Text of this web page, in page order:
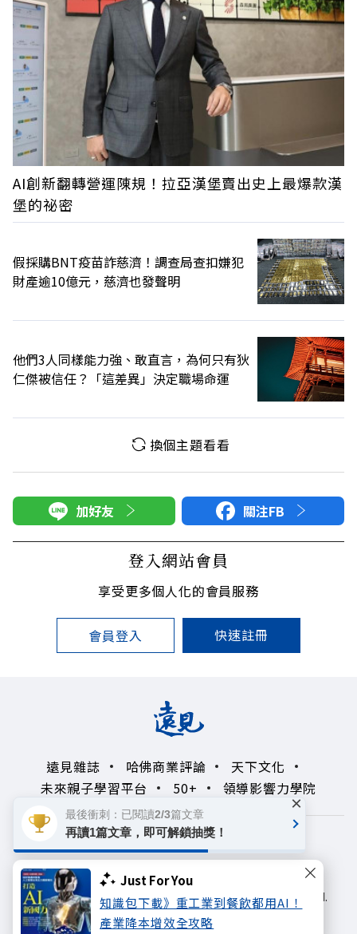
Just For You
知識包下載》重工業到餐飲都用AI！
產業降本增效全攻略
AI創新翻轉營運陳規！拉亞漢堡賣出史上最爆款漢
堡的祕密
假採購BNT疫苗詐慈濟！調查局查扣嫌犯
財產逾10億元，慈濟也發聲明
他們3人同樣能力強、敢直言，為何只有狄
仁傑被信任？「這差異」決定職場命運
換個主題看看
加好友 關注FB
登入網站會員
享受更多個人化的會員服務
會員登入 快速註冊
遠見雜誌 哈佛商業評論
天下文化
未來親子學習平台
50+ 領導影響力學院
著作權聲明
隱私權政策
Copyright© 1999~2026
遠見天下文化出版股份有限公司. All rights reserved.
最後衝刺：已閱讀2/3篇文章
再讀1篇文章，即可解鎖抽獎！
×